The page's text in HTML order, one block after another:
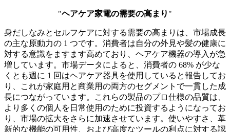
"ヘアケア家電の需要の高まり "
身だしなみとセルフケアに対する需要の高まりは、市場成長
の主な原動力の 1 つです。消費者は自分の外見や髪の健康に
対する意識をますます高めており、ヘアケア機器の導入が急
増しています。市場データによると、消費者の 68% が少な
くとも週に 1 回はヘアケア器具を使用していると報告してお
り、これが家庭用と商業用の両方のセグメントで一貫した成
長につながっています。これらの製品のプロ仕様の品質は、
より多くの個人を日常使用のために投資するようになってお
り、市場の拡大をさらに加速させています。使いやすさ、革
新的な機能の可用性、および高度なツールの利点に対する認